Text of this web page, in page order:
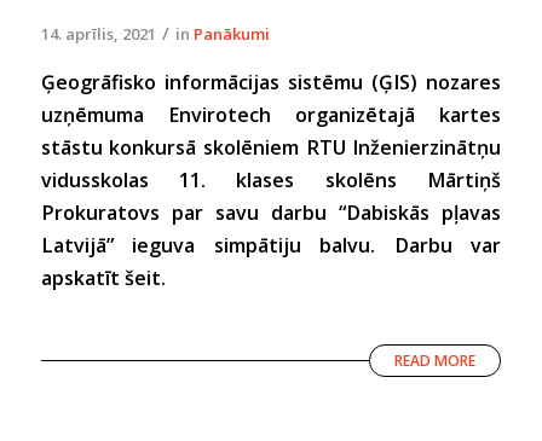
14. aprīlis, 2021 / in Panākumi
Ģeogrāfisko informācijas sistēmu (ĢIS) nozares
uzņēmuma Envirotech organizētajā kartes
stāstu konkursā skolēniem RTU Inženierzinātņu
vidusskolas 11. klases skolēns Mārtiņš
Prokuratovs par savu darbu “Dabiskās pļavas
Latvijā” ieguva simpātiju balvu. Darbu var
apskatīt šeit.
READ MORE